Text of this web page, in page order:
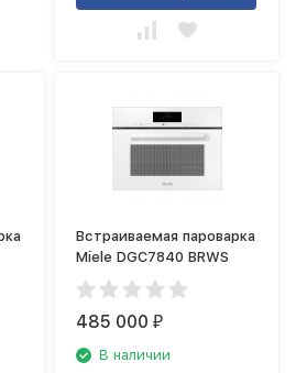
Встраиваемая пароварка
Miele DGC7840 BRWS
485 000₽
В наличии